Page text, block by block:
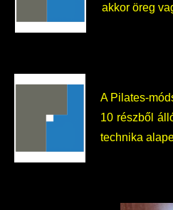
akkor öreg
A Pilates-
10 részből
technika